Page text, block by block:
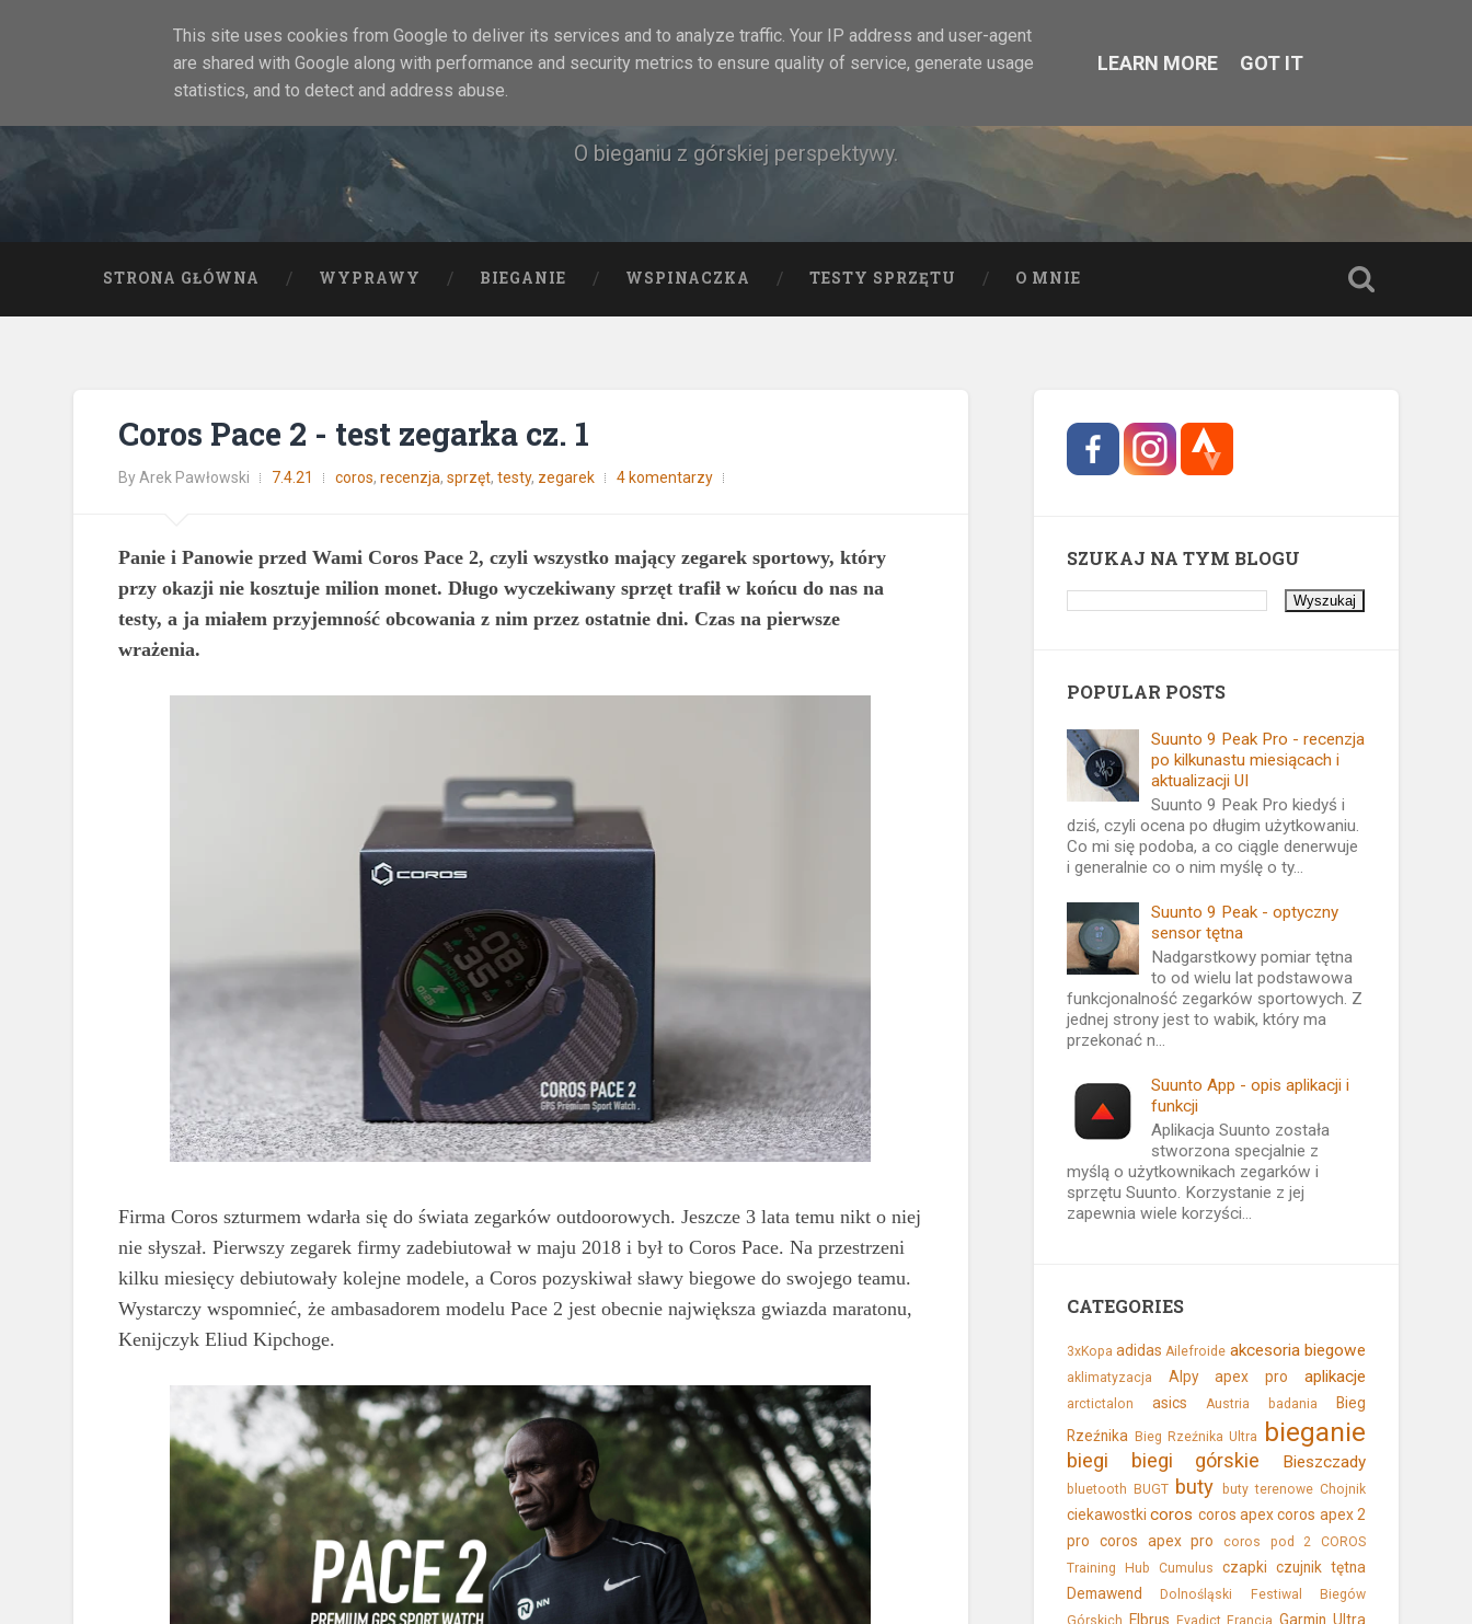
Rock&Run
O bieganiu z górskiej perspektywy.
STRONA GŁÓWNA WYPRAWY BIEGANIE WSPINACZKA TESTY SPRZĘTU O MNIE
Coros Pace 2 - test zegarka cz. 1
By Arek Pawłowski 7.4.21 coros,recenzja,sprzęt,testy, zegarek 4 komentarzy
Panie i Panowie przed Wami Coros Pace 2, czyli wszystko mający zegarek sportowy, który
przy okazji nie kosztuje milion monet. Długo wyczekiwany sprzęt trafił w końcu do nas na
testy, a ja miałem przyjemność obcowania z nim przez ostatnie dni. Czas na pierwsze
wrażenia.
Firma Coros szturmem wdarła się do świata zegarków outdoorowych. Jeszcze 3 lata temu nikt o niej
nie słyszał. Pierwszy zegarek firmy zadebiutował w maju 2018 i był to Coros Pace. Na przestrzeni
kilku miesięcy debiutowały kolejne modele, a Coros pozyskiwał sławy biegowe do swojego teamu.
Wystarczy wspomnieć, że ambasadorem modelu Pace 2 jest obecnie największa gwiazda maratonu,
Kenijczyk Eliud Kipchoge.
SZUKAJ NA TYM BLOGU
POPULAR POSTS
Suunto 9 Peak Pro - recenzja
po kilkunastu miesiącach i
aktualizacji UI
Suunto 9 Peak Pro kiedyś i
dziś, czyli ocena po długim użytkowaniu.
Co mi się podoba, a co ciągle denerwuje
i generalnie co o nim myślę o ty...
Suunto 9 Peak - optyczny
sensor tętna
Nadgarstkowy pomiar tętna
to od wielu lat podstawowa
funkcjonalność zegarków sportowych. Z
jednej strony jest to wabik, który ma
przekonać n...
Suunto App - opis aplikacji i
funkcji
Aplikacja Suunto została
stworzona specjalnie z
myślą o użytkownikach zegarków i
sprzętu Suunto. Korzystanie z jej
zapewnia wiele korzyści...
CATEGORIES
3xKopa adidas Ailefroide akcesoria biegowe
aklimatyzacja Alpy apex pro aplikacje
arctictalon asics Austria badania
Bieg
Rzeźnika Bieg Rzeźnika Ultra bieganie
biegi biegi górskie Bieszczady
bluetooth BUGT buty buty terenowe Chojnik
ciekawostki coros coros apex coros apex 2
pro
coros apex pro coros pod 2
COROS
Training Hub
Cumulus czapki czujnik tętna
Demawend
Dolnośląski Festiwal Biegów
Elbrus
Garmin Ultra
This site uses cookies from Google to deliver its services and to analyze traffic. Your IP address and user-agent
are shared with Google along with performance and security metrics to ensure quality of service, generate usage
statistics, and to detect and address abuse.
LEARN MORE GOT IT